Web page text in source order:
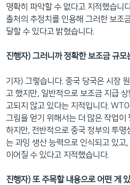
명확히 파악할 수 없다고 지적했습니
출처의 추정치를 인용해 그러한 보조
달할 수 있다고 밝혔습니다.
진행자) 그러니까 정확한 보조금 규
기자) 그렇습니다. 중국 당국은 시장
고 했지만, 일반적으로 보조금 지급
고되지 않고 있다는 지적입니다.
그림을 얻기 위해서는 더 많은 작업이
하지만, 전반적으로 중국 정부의 투명
는 과잉 생산 능력으로 인식되고 있고
이어질 수 있다고 지적했습니다.
진행자) 또 주목할 내용으로 어떤 게